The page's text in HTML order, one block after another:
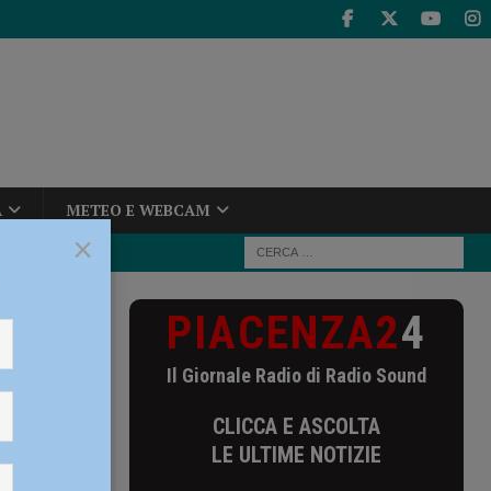
METEO E WEBCAM
la Bakery
PIACENZA24
Il Giornale Radio di Radio Sound
CLICCA E ASCOLTA
LE ULTIME NOTIZIE
×